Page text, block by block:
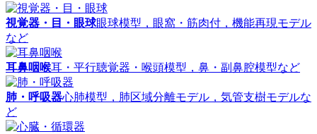
視覚器・目・眼球眼球模型，眼窩・筋肉付，機能再現モデル
など
耳鼻咽喉耳・平行聴覚器・喉頭模型，鼻・副鼻腔模型など
肺・呼吸器心肺模型，肺区域分離モデル，気管支樹モデルな
ど